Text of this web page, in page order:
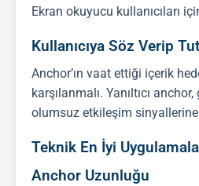
Ekran okuyucu kullanıcıları
Kullanıcıya Söz Verip
Anchor’ın vaat ettiği içerik
karşılanmalı. Yanıltıcı
olumsuz etkileşim
Teknik En İyi
Anchor Uzunluğu